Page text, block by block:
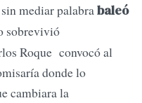
mediar palabrabaleó
sobrevivió
Roque convocó al
donde lo
cambiara la